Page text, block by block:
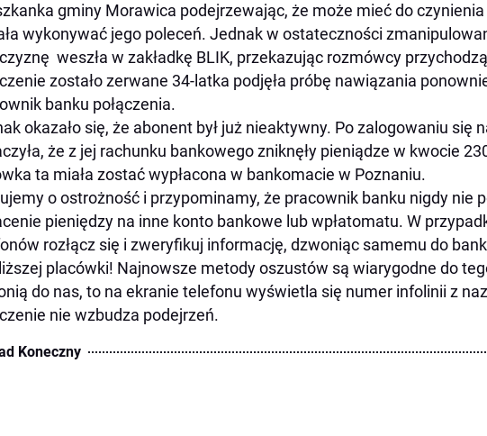
gminy Morawica podejrzewając, że może mieć do
wykonywać jego poleceń. Jednak w ostateczności
weszła w zakładkę BLIK, przekazując rozmówcy
zostało zerwane 34-latka podjęła próbę nawiązania
banku połączenia.
okazało się, że abonent był już nieaktywny. Po zalogowaniu się
że z jej rachunku bankowego zniknęły pieniądze w kwocie
ta miała zostać wypłacona w bankomacie w Poznaniu.
o ostrożność i przypominamy, że pracownik banku nigdy nie
pieniędzy na inne konto bankowe lub wpłatomatu. W
rozłącz się i zweryfikuj informację, dzwoniąc samemu do
placówki! Najnowsze metody oszustów są wiarygodne do
do nas, to na ekranie telefonu wyświetla się numer infolinii z
nie wzbudza podejrzeń.
Koneczny